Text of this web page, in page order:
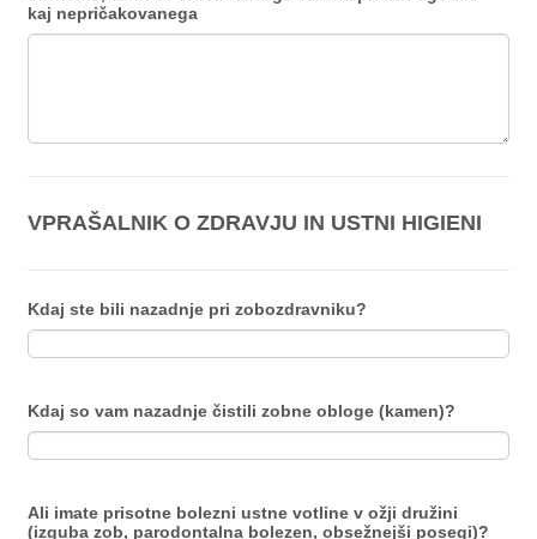
kaj nepričakovanega
VPRAŠALNIK O ZDRAVJU IN USTNI HIGIENI
Kdaj ste bili nazadnje pri zobozdravniku?
Kdaj so vam nazadnje čistili zobne obloge (kamen)?
Ali imate prisotne bolezni ustne votline v ožji družini
(izguba zob, parodontalna bolezen, obsežnejši posegi)?